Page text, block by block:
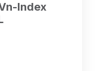
Index